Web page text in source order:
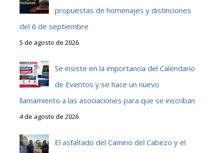
propuestas de homenajes y distinciones
del 6 de septiembre
5 de agosto de 2026
Se insiste en la importancia del Calendario
de Eventos y se hace un nuevo
llamamiento a las asociaciones para que se inscriban
4 de agosto de 2026
El asfaltado del Camino del Cabezo y el